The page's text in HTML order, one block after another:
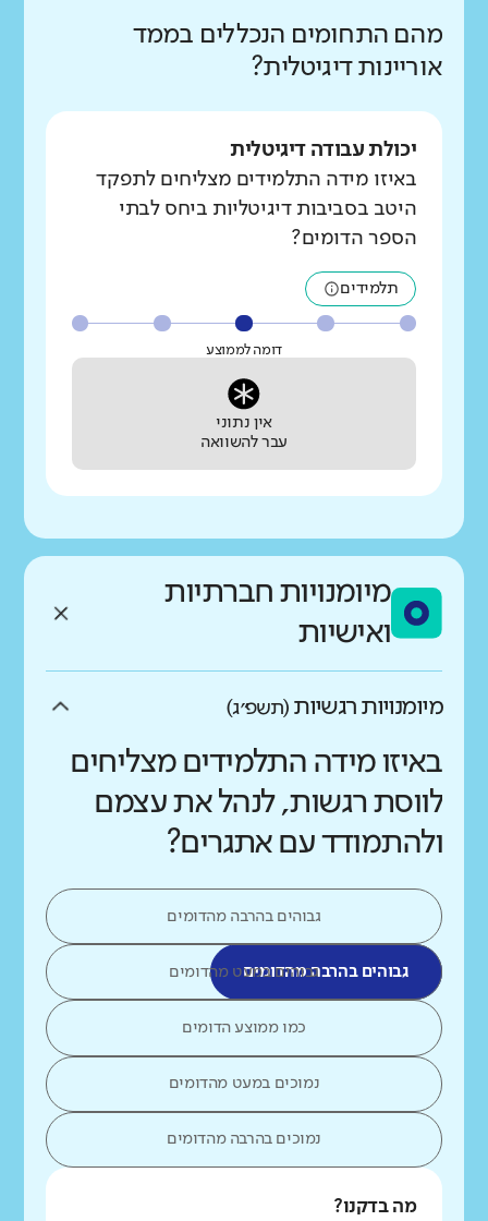
מהם התחומים הנכללים בממד
אוריינות דיגיטלית?
יכולת עבודה דיגיטלית
באיזו מידה התלמידים מצליחים לתפקד
היטב בסביבות דיגיטליות ביחס לבתי
הספר הדומים?
תלמידים
דומה לממוצע
אין נתוני
עבר להשוואה
מיומנויות חברתיות
ואישיות
מיומנויות רגשיות (תשפ״ג)
באיזו מידה התלמידים מצליחים
לווסת רגשות, לנהל את עצמם
ולהתמודד עם אתגרים?
גבוהים בהרבה מהדומים
גבוהים בהרבה מהדומיםגבוהים במעט מהדומים
כמו ממוצע הדומים
נמוכים במעט מהדומים
נמוכים בהרבה מהדומים
מה בדקנו?